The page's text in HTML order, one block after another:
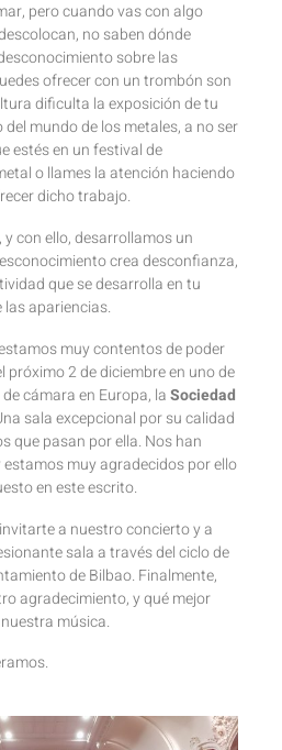
pero cuando vas con algo
no saben dónde
sobre las
ofrecer con un trombón son
dificulta la exposición de tu
mundo de los metales, a no ser
estés en un festival de
o llames la atención haciendo
dicho trabajo.
con ello, desarrollamos un
crea desconfianza,
que se desarrolla en tu
apariencias.
muy contentos de poder
2 de diciembre en uno de
cámara en Europa, laSociedad
sala excepcional por su calidad
que pasan por ella. Nos han
muy agradecidos por ello
en este escrito.
a nuestro concierto y a
sala a través del ciclo de
de Bilbao. Finalmente,
agradecimiento, y qué mejor
música.